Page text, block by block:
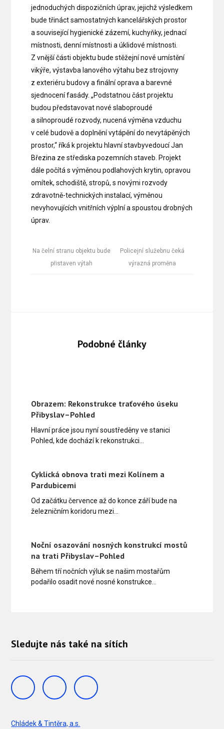
jednoduchých dispozičních úprav, jejichž výsledkem
bude třináct samostatných kancelářských prostor
a související hygienické zázemí, kuchyňky, jednací
místnosti, denní místnosti a úklidové místnosti.
Z vnější části objektu bude stěžejní nové umístění
vikýře, výstavba lanového výtahu bez strojovny
z exteriéru budovy a finální oprava a barevné
sjednocení fasády. „Podstatnou část projektu
budou představovat nové slaboproudé
a silnoproudé rozvody, nucená výměna vzduchu
v celé budově a doplnění vytápění do nevytápěných
prostor,“ říká k projektu hlavní stavbyvedoucí Jan
Březina ze střediska pozemních staveb. Projekt
dále počítá s výměnou podlahových krytin, opravou
omítek, schodiště, stropů, s novými rozvody
zdravotně-technických instalací, výměnou
nevyhovujících vnitřních výplní a spoustou drobných
úprav.
Na čelní stranu objektu bude
přistaven výtah
Policejní služebnu čeká
výrazná proměna
Podobné články
Obrazem: Rekonstrukce traťového úseku
Přibyslav–Pohled
Hlavní práce jsou nyní soustředěny ve stanici
Pohled, kde dochází k rekonstrukci…
Cyklická obnova trati mezi Kolínem a
Pardubicemi
Od začátku července až do konce září bude na
železničním koridoru mezi…
Noční osazování nosných konstrukcí mostů
na trati Přibyslav–Pohled
Během tří nočních výluk se našim mostařům
podařilo osadit nové nosné konstrukce…
Sledujte nás také na sítích
Chládek & Tintěra, a.s.